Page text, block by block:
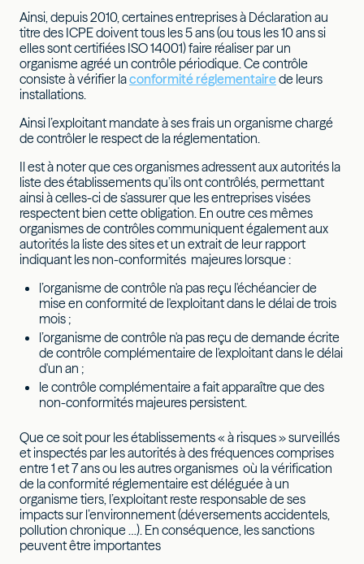
Ainsi, depuis 2010, certaines entreprises à Déclaration au
titre des ICPE doivent tous les 5 ans (ou tous les 10 ans si
elles sont certifiées ISO 14001) faire réaliser par un
organisme agréé un contrôle périodique. Ce contrôle
consiste à vérifier laconformité réglementairede leurs
installations.
Ainsi l’exploitant mandate à ses frais un organisme chargé
de contrôler le respect de la réglementation.
Il est à noter que ces organismes adressent aux autorités la
liste des établissements qu’ils ont contrôlés, permettant
ainsi à celles-ci de s’assurer que les entreprises visées
respectent bien cette obligation. En outre ces mêmes
organismes de contrôles communiquent également aux
autorités la liste des sites et un extrait de leur rapport
indiquant les non-conformités majeures lorsque :
l’organisme de contrôle n'a pas reçu l'échéancier de
mise en conformité de l'exploitant dans le délai de trois
mois ;
l’organisme de contrôle n'a pas reçu de demande écrite
de contrôle complémentaire de l'exploitant dans le délai
d'un an ;
le contrôle complémentaire a fait apparaître que des
non-conformités majeures persistent.
Que ce soit pour les établissements « à risques » surveillés
et inspectés par les autorités à des fréquences comprises
entre 1 et 7 ans ou les autres organismes où la vérification
de la conformité réglementaire est déléguée à un
organisme tiers, l’exploitant reste responsable de ses
impacts sur l’environnement (déversements accidentels,
pollution chronique …). En conséquence, les sanctions
peuvent être importantes